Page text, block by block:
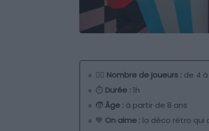
🧍‍♂️ Nombre de joueurs : de 4 à
⏱ Durée :1h
🧒 Âge : à partir de 8 ans
💙 On aime : la déco rétro qui